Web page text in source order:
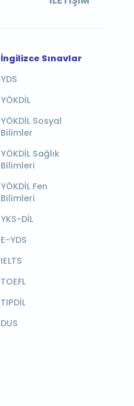
İngilizce Sınavlar
YDS
YÖKDİL
YÖKDİL Sosyal
Bilimler
YÖKDİL Sağlık
Bilimleri
YÖKDİL Fen
Bilimleri
YKS-DİL
E-YDS
IELTS
TOEFL
TIPDİL
DUS